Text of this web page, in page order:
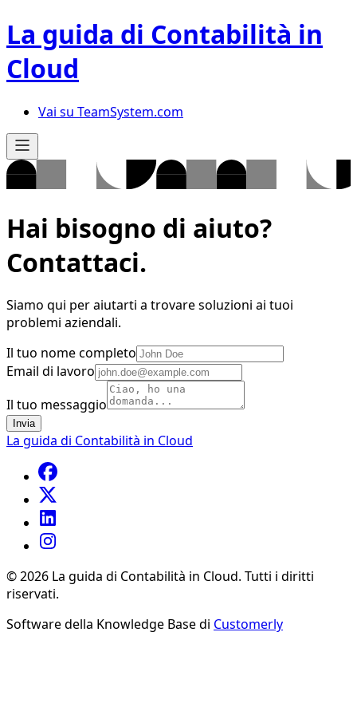
La guida di Contabilità in
Cloud
Vai su TeamSystem.com
Hai bisogno di aiuto?
Contattaci.
Siamo qui per aiutarti a trovare soluzioni ai tuoi
problemi aziendali.
Il tuo nome completo
Email di lavoro
Il tuo messaggio
Invia
La guida di Contabilità in Cloud
©2026 La guida di Contabilità in Cloud. Tutti i diritti
riservati.
Software della Knowledge Base di Customerly